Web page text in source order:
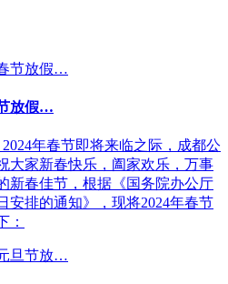
放假…
年春节即将来临之际，成都公
大家新春快乐，阖家欢乐，万事
新春佳节，根据《国务院办公厅
安排的通知》，现将2024年春节
：